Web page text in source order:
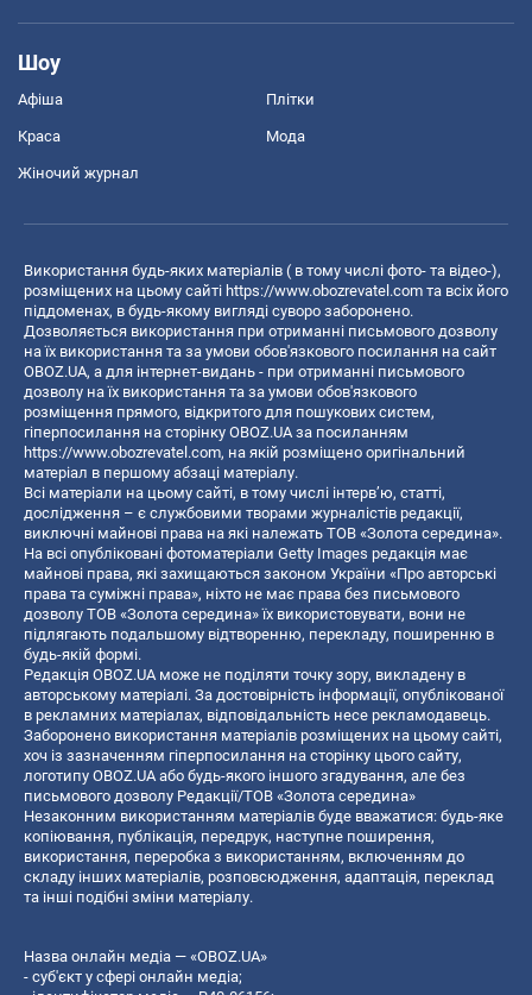
Шоу
Афіша Плітки
Краса Мода
Жіночий журнал
Використання будь-яких матеріалів ( в тому числі фото- та відео-),
розміщених на цьому сайті https://www.obozrevatel.com та всіх його
піддоменах, в будь-якому вигляді суворо заборонено.
Дозволяється використання при отриманні письмового дозволу
на їх використання та за умови обов'язкового посилання на сайт
OBOZ.UA, а для інтернет-видань - при отриманні письмового
дозволу на їх використання та за умови обов'язкового
розміщення прямого, відкритого для пошукових систем,
гіперпосилання на сторінку OBOZ.UA за посиланням
https://www.obozrevatel.com, на якій розміщено оригінальний
матеріал в першому абзаці матеріалу.
Всі матеріали на цьому сайті, в тому числі інтерв’ю, статті,
дослідження – є службовими творами журналістів редакції,
виключні майнові права на які належать ТОВ «Золота середина».
На всі опубліковані фотоматеріали Getty Images редакція має
майнові права, які захищаються законом України «Про авторські
права та суміжні права», ніхто не має права без письмового
дозволу ТОВ «Золота середина» їх використовувати, вони не
підлягають подальшому відтворенню, перекладу, поширенню в
будь-якій формі.
Редакція OBOZ.UA може не поділяти точку зору, викладену в
авторському матеріалі. За достовірність інформації, опублікованої
в рекламних матеріалах, відповідальність несе рекламодавець.
Заборонено використання матеріалів розміщених на цьому сайті,
хоч із зазначенням гіперпосилання на сторінку цього сайту,
логотипу OBOZ.UA або будь-якого іншого згадування, але без
письмового дозволу Редакції/ТОВ «Золота середина»
Незаконним використанням матеріалів буде вважатися: будь-яке
копiювання, публiкацiя, передрук, наступне поширення,
використання, переробка з використанням, включенням до
складу інших матеріалів, розповсюдження, адаптація, переклад
та інші подібні зміни матеріалу.
Назва онлайн медіа — «OBOZ.UA»
- суб'єкт у сфері онлайн медіа;